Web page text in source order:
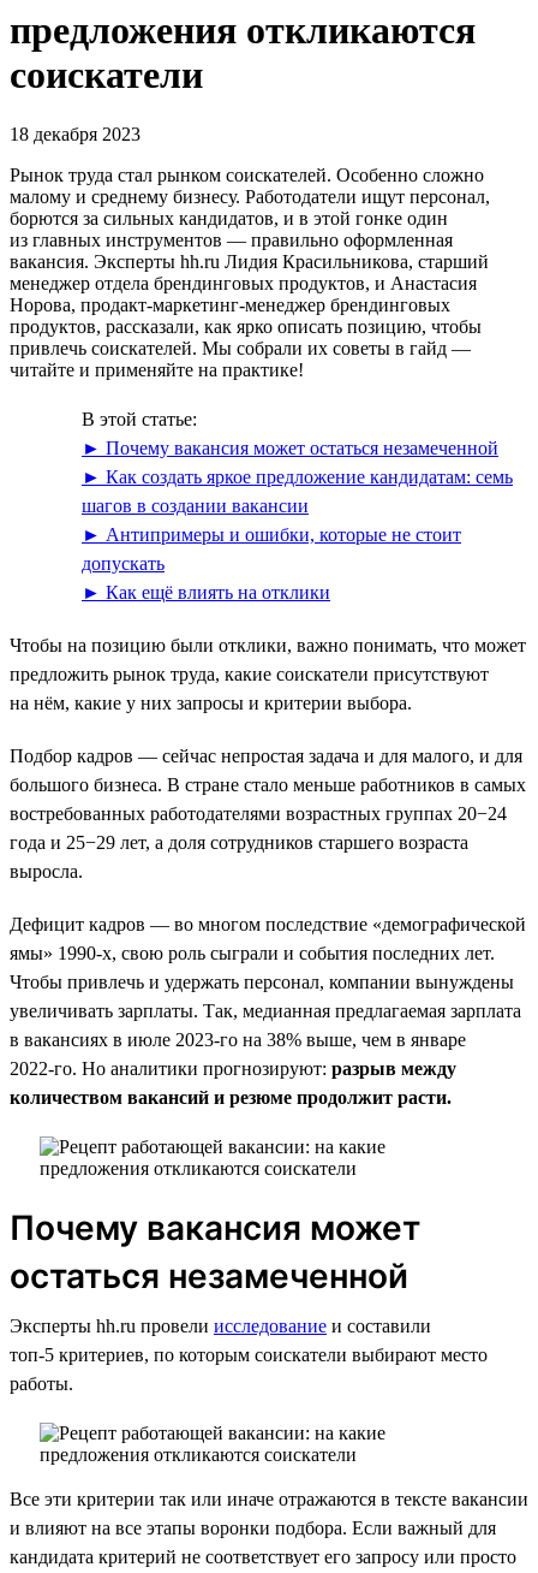
предложения откликаются
соискатели
18 декабря 2023
Рынок труда стал рынком соискателей. Особенно сложно
малому и среднему бизнесу. Работодатели ищут персонал,
борются за сильных кандидатов, и в этой гонке один
из главных инструментов — правильно оформленная
вакансия. Эксперты hh.ru Лидия Красильникова, старший
менеджер отдела брендинговых продуктов, и Анастасия
Норова, продакт-маркетинг-менеджер брендинговых
продуктов, рассказали, как ярко описать позицию, чтобы
привлечь соискателей. Мы собрали их советы в гайд —
читайте и применяйте на практике!
В этой статье:
► Почему вакансия может остаться незамеченной
► Как создать яркое предложение кандидатам: семь
шагов в создании вакансии
► Антипримеры и ошибки, которые не стоит
допускать
► Как ещё влиять на отклики
Чтобы на позицию были отклики, важно понимать, что может
предложить рынок труда, какие соискатели присутствуют
на нём, какие у них запросы и критерии выбора.
Подбор кадров — сейчас непростая задача и для малого, и для
большого бизнеса. В стране стало меньше работников в самых
востребованных работодателями возрастных группах 20−24
года и 25−29 лет, а доля сотрудников старшего возраста
выросла.
Дефицит кадров — во многом последствие «демографической
ямы» 1990‑х, свою роль сыграли и события последних лет.
Чтобы привлечь и удержать персонал, компании вынуждены
увеличивать зарплаты. Так, медианная предлагаемая зарплата
в вакансиях в июле 2023‑го на 38% выше, чем в январе
2022‑го. Но аналитики прогнозируют: разрыв между
количеством вакансий и резюме продолжит расти.
Почему вакансия может
остаться незамеченной
Эксперты hh.ru провели исследование и составили
топ-5 критериев, по которым соискатели выбирают место
работы.
Все эти критерии так или иначе отражаются в тексте вакансии
и влияют на все этапы воронки подбора. Если важный для
кандидата критерий не соответствует его запросу или просто